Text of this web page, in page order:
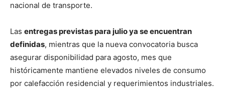
nacional de transporte.
Las entregas previstas para julio ya se encuentran
definidas, mientras que la nueva convocatoria busca
asegurar disponibilidad para agosto, mes que
históricamente mantiene elevados niveles de consumo
por calefacción residencial y requerimientos industriales.